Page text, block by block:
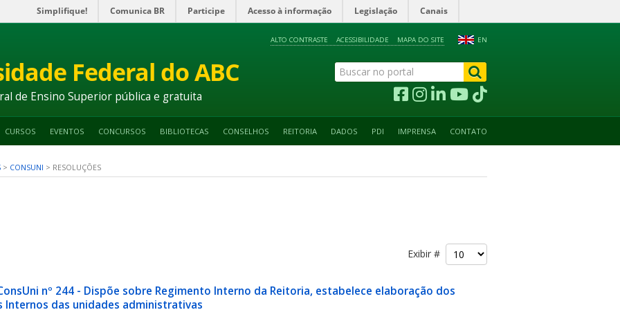
Simplifique! Comunica BR Participe Acesso à informação Legislação Canais
EN
ALTO CONTRASTE ACESSIBILIDADE MAPA DO SITE
Federal do ABC
de Ensino Superior pública e gratuita
CURSOS EVENTOS CONCURSOS BIBLIOTECAS CONSELHOS REITORIA DADOS PDI IMPRENSA CONTATO
> CONSUNI > RESOLUÇÕES
Exibir #
nº 244 - Dispõe sobre Regimento Interno da Reitoria, estabelece elaboração dos
Internos das unidades administrativas